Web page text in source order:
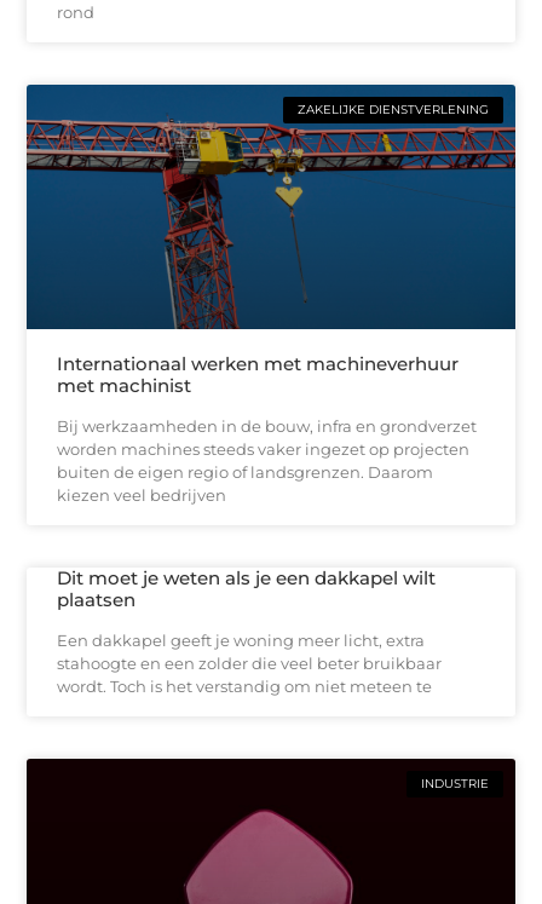
rond
ZAKELIJKE DIENSTVERLENING
Internationaal werken met machineverhuur
met machinist
Bij werkzaamheden in de bouw, infra en grondverzet
worden machines steeds vaker ingezet op projecten
buiten de eigen regio of landsgrenzen. Daarom
kiezen veel bedrijven
Dit moet je weten als je een dakkapel wilt
plaatsen
Een dakkapel geeft je woning meer licht, extra
stahoogte en een zolder die veel beter bruikbaar
wordt. Toch is het verstandig om niet meteen te
INDUSTRIE